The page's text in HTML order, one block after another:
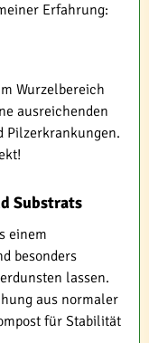
Erfahrung:
Wurzelbereich
ausreichenden
Pilzerkrankungen.
Substrats
einem
besonders
lassen.
aus normaler
für Stabilität